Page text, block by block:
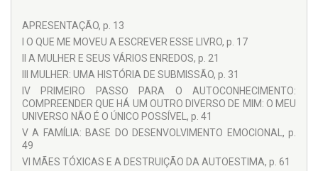
APRESENTAÇÃO, p. 13
I O QUE ME MOVEU A ESCREVER ESSE LIVRO, p. 17
II A MULHER E SEUS VÁRIOS ENREDOS, p. 21
III MULHER: UMA HISTÓRIA DE SUBMISSÃO, p. 31
IV PRIMEIRO PASSO PARA O AUTOCONHECIMENTO:
COMPREENDER QUE HÁ UM OUTRO DIVERSO DE MIM: O MEU
UNIVERSO NÃO É O ÚNICO POSSÍVEL, p. 41
V A FAMÍLIA: BASE DO DESENVOLVIMENTO EMOCIONAL, p.
49
VI MÃES TÓXICAS E A DESTRUIÇÃO DA AUTOESTIMA, p. 61